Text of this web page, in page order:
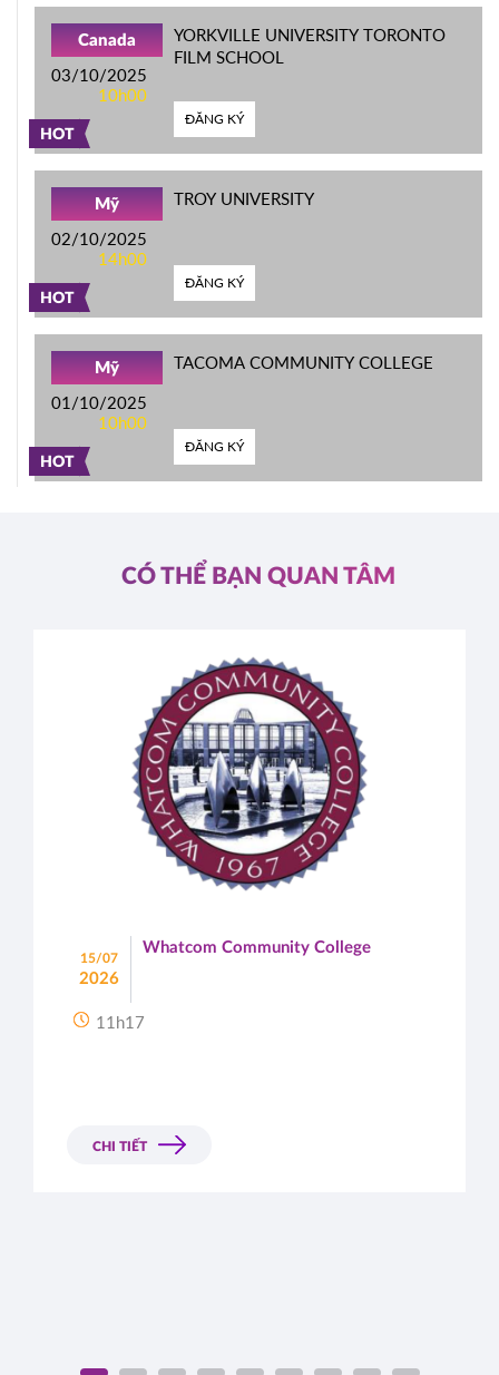
HOT
Canada
03/10/2025
10h00
YORKVILLE UNIVERSITY TORONTO
FILM SCHOOL
ĐĂNG KÝ
HOT
Mỹ
02/10/2025
14h00
TROY UNIVERSITY
ĐĂNG KÝ
HOT
Mỹ
01/10/2025
10h00
TACOMA COMMUNITY COLLEGE
ĐĂNG KÝ
CÓ THỂ BẠN QUAN TÂM
15/07
2026
Whatcom Community College
11h17
CHI TIẾT